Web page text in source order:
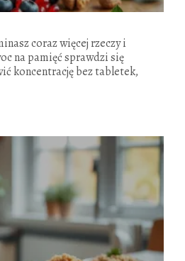
coraz więcej rzeczy i
na pamięć sprawdzi się
koncentrację bez tabletek,